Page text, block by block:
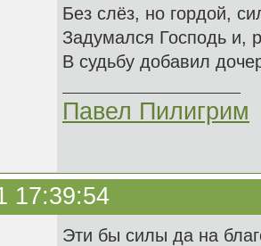
Без слёз, но гордой,
Задумался Господь и,
В судьбу добавил
Павел Пилигрим
17:39:54
Эти бы силы да на